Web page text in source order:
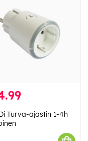
Turva-ajastin 1-4h